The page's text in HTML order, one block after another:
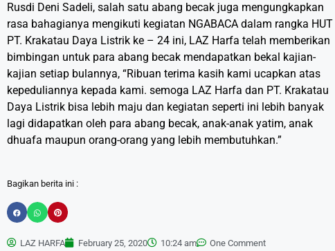
Rusdi Deni Sadeli, salah satu abang becak juga mengungkapkan
rasa bahagianya mengikuti kegiatan NGABACA dalam rangka HUT
PT. Krakatau Daya Listrik ke – 24 ini, LAZ Harfa telah memberikan
bimbingan untuk para abang becak mendapatkan bekal kajian-
kajian setiap bulannya, “Ribuan terima kasih kami ucapkan atas
kepeduliannya kepada kami. semoga LAZ Harfa dan PT. Krakatau
Daya Listrik bisa lebih maju dan kegiatan seperti ini lebih banyak
lagi didapatkan oleh para abang becak, anak-anak yatim, anak
dhuafa maupun orang-orang yang lebih membutuhkan.”
Bagikan berita ini :
LAZ HARFA February 25, 2020 10:24 am One Comment